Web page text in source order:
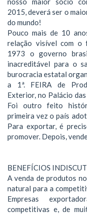
2015, deverá ser o
do mundo!
Pouco mais de 10
relação visível com
1973 o governo
inacreditável para o
burocracia estatal
a 1ª. FEIRA de
Exterior, no Palácio das
Foi outro feito
primeira vez o país
Para exportar, é
promover. Depois,
BENEFÍCIOS
A venda de produtos
natural para a
Empresas
competitivas e, de